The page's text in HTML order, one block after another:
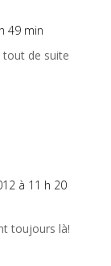
49 min
de suite
à 11 h 20
toujours là!